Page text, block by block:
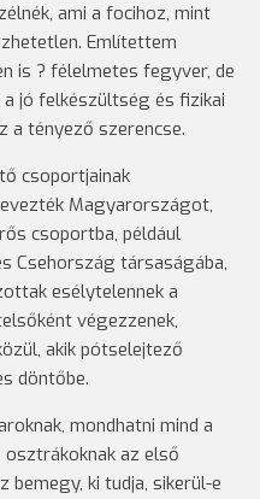
ami a focihoz, mint
Említettem
is ? félelmetes fegyver, de
jó felkészültség és fizikai
a tényező szerencse.
csoportjainak
Magyarországot,
csoportba, például
Csehország társaságába,
esélytelennek a
végezzenek,
akik pótselejtező
döntőbe.
mondhatni mind a
az első
bemegy, ki tudja, sikerül-e